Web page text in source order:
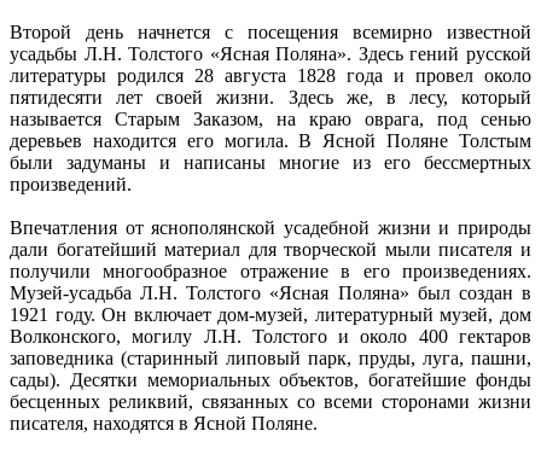
Второй день начнется с посещения всемирно известной
усадьбы Л.Н. Толстого «Ясная Поляна». Здесь гений русской
литературы родился 28 августа 1828 года и провел около
пятидесяти лет своей жизни. Здесь же, в лесу, который
называется Старым Заказом, на краю оврага, под сенью
деревьев находится его могила. В Ясной Поляне Толстым
были задуманы и написаны многие из его бессмертных
произведений.
Впечатления от яснополянской усадебной жизни и природы
дали богатейший материал для творческой мыли писателя и
получили многообразное отражение в его произведениях.
Музей-усадьба Л.Н. Толстого «Ясная Поляна» был создан в
1921 году. Он включает дом-музей, литературный музей, дом
Волконского, могилу Л.Н. Толстого и около 400 гектаров
заповедника (старинный липовый парк, пруды, луга, пашни,
сады). Десятки мемориальных объектов, богатейшие фонды
бесценных реликвий, связанных со всеми сторонами жизни
писателя, находятся в Ясной Поляне.